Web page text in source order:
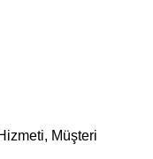
Müşteri